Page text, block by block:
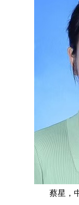
蔡星，